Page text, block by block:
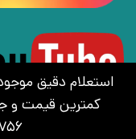
استعلام دقیق